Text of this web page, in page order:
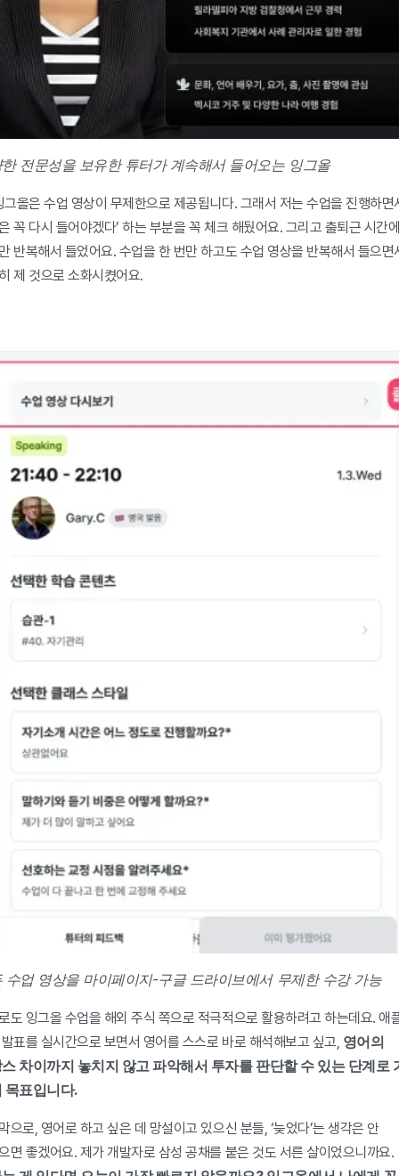
전문성을 보유한 튜터가 계속해서 들어오는 잉그올
그올은 수업 영상이 무제한으로 제공됩니다. 그래서 저는 수업을 진행하면
꼭 다시 들어야겠다’ 하는 부분을 꼭 체크 해뒀어요. 그리고 출퇴근 시간
반복해서 들었어요. 수업을 한 번만 하고도 수업 영상을 반복해서 들으면
제 것으로 소화시켰어요.
수업 영상을 마이페이지-구글 드라이브에서 무제한 수강 가능
도 잉그올 수업을 해외 주식 쪽으로 적극적으로 활용하려고 하는데요. 애
표를 실시간으로 보면서 영어를 스스로 바로 해석해보고 싶고, 영어의
차이까지 놓치지 않고 파악해서 투자를 판단할 수 있는 단계로
목표입니다.
으로, 영어로 하고 싶은 데 망설이고 있으신 분들, ‘늦었다’는 생각은 안